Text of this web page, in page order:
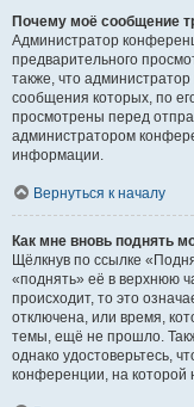
Почему моё сообщение
Администратор
предварительного
также, что
сообщения которых, по
просмотрены перед
администратором
информации.
Вернуться к началу
Как мне вновь поднять
Щёлкнув по ссылке
«поднять» её в верхнюю
происходит, то это
отключена, или время,
темы, ещё не прошло.
однако удостоверьтесь,
конференции, на которой